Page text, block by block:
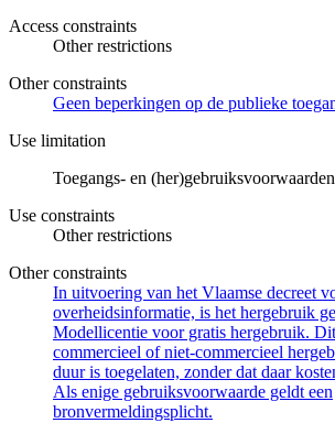
Access constraints
Other restrictions
Other constraints
Geen beperkingen op de publieke
Use limitation
Toegangs- en (her)gebruiksvoorwaarden
Use constraints
Other restrictions
Other constraints
In uitvoering van het Vlaamse decreet
overheidsinformatie, is het hergebruik
Modellicentie voor gratis hergebruik.
commercieel of niet-commercieel
duur is toegelaten, zonder dat daar
Als enige gebruiksvoorwaarde geldt een
bronvermeldingsplicht.